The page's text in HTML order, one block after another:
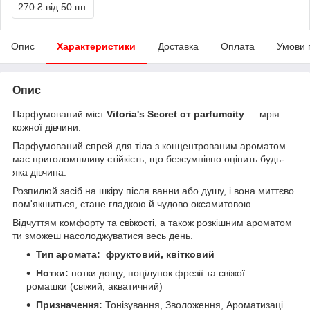
270 ₴ від 50 шт.
Опис Характеристики Доставка Оплата Умови
Опис
Парфумований містVitoria's Secret от parfumcity — мрія
кожної дівчини.
Парфумований спрей для тіла з концентрованим ароматом
має приголомшливу стійкість, що безсумнівно оцінить будь-
яка дівчина.
Розпилюй засіб на шкіру після ванни або душу, і вона миттєво
пом'якшиться, стане гладкою й чудово оксамитовою.
Відчуттям комфорту та свіжості, а також розкішним ароматом
ти зможеш насолоджуватися весь день.
Тип аромата: фруктовий, квітковий
Нотки: нотки дощу, поцілунок фрезії та свіжої
ромашки (свіжий, акватичний)
Призначення: Тонізування, Зволоження, Ароматизаці